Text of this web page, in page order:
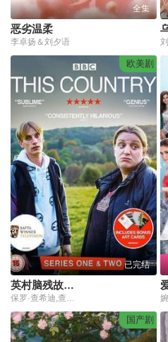
全集
恶劣温柔
李卓扬＆刘夕语
欧美剧
已完结
英村脑残故事第二季
国产剧